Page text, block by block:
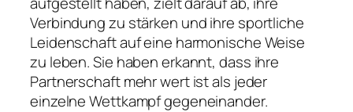
Verbindung zu stärken und ihre sportliche
Leidenschaft auf eine harmonische Weise
zu leben. Sie haben erkannt, dass ihre
Partnerschaft mehr wert ist als jeder
einzelne Wettkampf gegeneinander.